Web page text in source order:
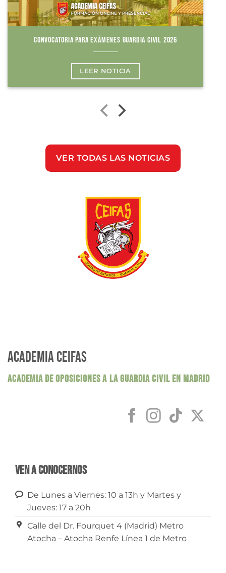
CONVOCATORIA PARA EXÁMENES GUARDIA CIVIL 2026
LEER NOTICIA
VER TODAS LAS NOTICIAS
ACADEMIA CEIFAS
ACADEMIA DE OPOSICIONES A LA GUARDIA CIVIL EN MADRID
Ven a conocernos
De Lunes a Viernes: 10 a 13h y Martes y
Jueves: 17 a 20h
Calle del Dr. Fourquet 4 (Madrid) Metro
Atocha – Atocha Renfe Línea 1 de Metro